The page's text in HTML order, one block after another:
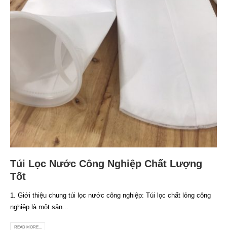
Túi Lọc Nước Công Nghiệp Chất Lượng
Tốt
1. Giới thiệu chung túi lọc nước công nghiệp: Túi lọc chất lỏng công
nghiệp là một sản...
READ MORE...